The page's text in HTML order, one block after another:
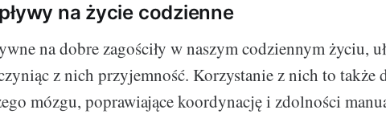
na życie codzienne
na dobre zagościły w naszym codziennym życiu,
z nich przyjemność. Korzystanie z nich to także
mózgu, poprawiające koordynację i zdolności